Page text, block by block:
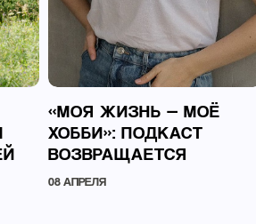
«МОЯ ЖИЗНЬ — МОЁ
ХОББИ»: ПОДКАСТ
ВОЗВРАЩАЕТСЯ
08 АПРЕЛЯ